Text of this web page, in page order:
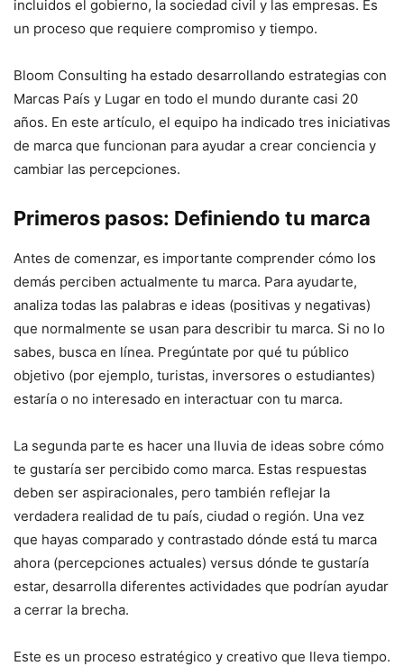
incluidos el gobierno, la sociedad civil y las empresas. Es
un proceso que requiere compromiso y tiempo.
Bloom Consulting ha estado desarrollando estrategias con
Marcas País y Lugar en todo el mundo durante casi 20
años. En este artículo, el equipo ha indicado tres iniciativas
de marca que funcionan para ayudar a crear conciencia y
cambiar las percepciones.
Primeros pasos: Definiendo tu marca
Antes de comenzar, es importante comprender cómo los
demás perciben actualmente tu marca. Para ayudarte,
analiza todas las palabras e ideas (positivas y negativas)
que normalmente se usan para describir tu marca. Si no lo
sabes, busca en línea. Pregúntate por qué tu público
objetivo (por ejemplo, turistas, inversores o estudiantes)
estaría o no interesado en interactuar con tu marca.
La segunda parte es hacer una lluvia de ideas sobre cómo
te gustaría ser percibido como marca. Estas respuestas
deben ser aspiracionales, pero también reflejar la
verdadera realidad de tu país, ciudad o región. Una vez
que hayas comparado y contrastado dónde está tu marca
ahora (percepciones actuales) versus dónde te gustaría
estar, desarrolla diferentes actividades que podrían ayudar
a cerrar la brecha.
Este es un proceso estratégico y creativo que lleva tiempo.